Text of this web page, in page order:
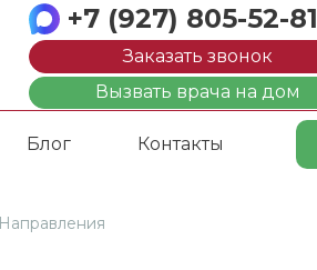
+7 (927) 805-52-81
Заказать звонок
Вызвать врача на дом
Блог Контакты
Направления